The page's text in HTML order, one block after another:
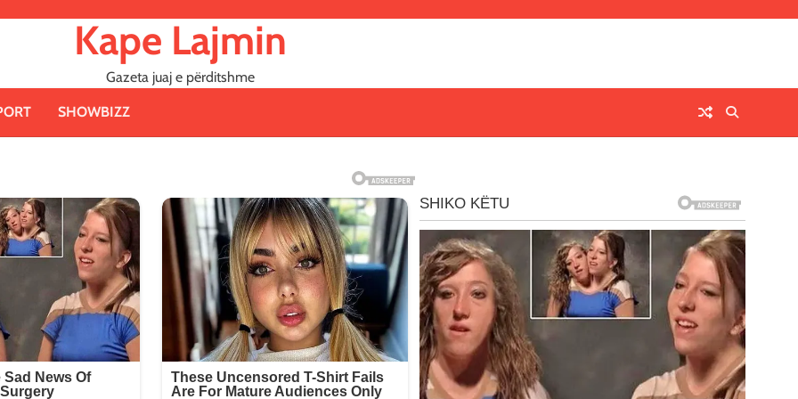
Kape Lajmin
Gazeta juaj e përditshme
SHOWBIZZ